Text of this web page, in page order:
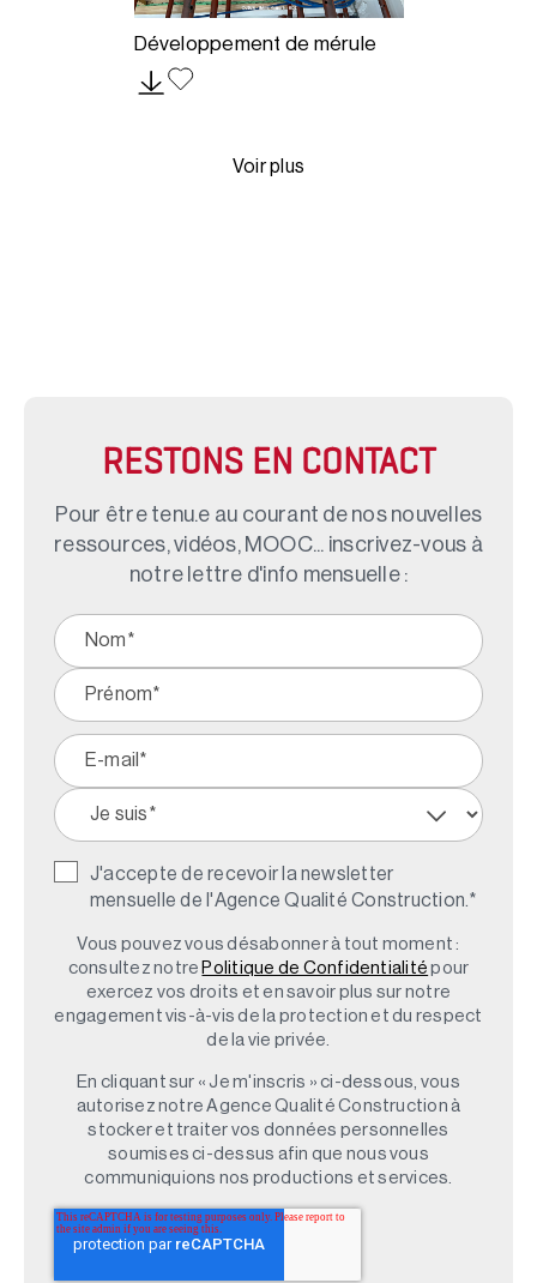
Développement de mérule
Voir plus
RESTONS EN CONTACT
Pour être tenu.e au courant de nos nouvelles
ressources, vidéos, MOOC... inscrivez-vous à
notre lettre d'info mensuelle :
J'accepte de recevoir la newsletter
mensuelle de l'Agence Qualité Construction. *
Vous pouvez vous désabonner à tout moment :
consultez notre Politique de Confidentialité pour
exercez vos droits et en savoir plus sur notre
engagement vis-à-vis de la protection et du respect
de la vie privée.
En cliquant sur « Je m'inscris » ci-dessous, vous
autorisez notre Agence Qualité Construction à
stocker et traiter vos données personnelles
soumises ci-dessus afin que nous vous
communiquions nos productions et services.